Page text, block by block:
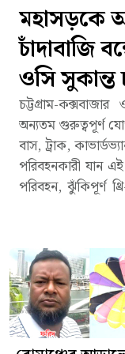
মহাসড়কে
চাঁদাবাজি
ওসি সুকান্ত
চট্টগ্রাম-
অন্যতম গুরুত্বপূর্ণ
বাস, ট্রাক,
পরিবহনকারী যান
পরিবহন, ঝুঁকিপূর্ণ
নিয়েছে রামু ক্রসিং
সুকান্ত চক্রবর্তীর
টহল, চেকপোস্ট
ফিরতে শুরু করেছে
চালক ও